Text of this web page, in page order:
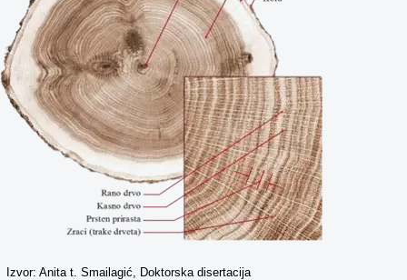
Izvor: Anita t. Smailagić, Doktorska disertacija